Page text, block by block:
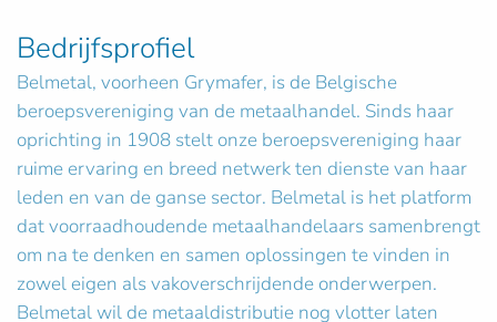
Bedrijfsprofiel
Belmetal, voorheen Grymafer, is de Belgische
beroepsvereniging van de metaalhandel. Sinds haar
oprichting in 1908 stelt onze beroepsvereniging haar
ruime ervaring en breed netwerk ten dienste van haar
leden en van de ganse sector. Belmetal is het platform
dat voorraadhoudende metaalhandelaars samenbrengt
om na te denken en samen oplossingen te vinden in
zowel eigen als vakoverschrijdende onderwerpen.
Belmetal wil de metaaldistributie nog vlotter laten